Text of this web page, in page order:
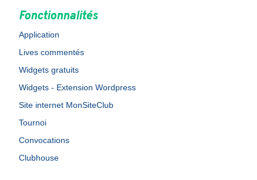
Fonctionnalités
Application
Lives commentés
Widgets gratuits
Widgets - Extension Wordpress
Site internet MonSiteClub
Tournoi
Convocations
Clubhouse